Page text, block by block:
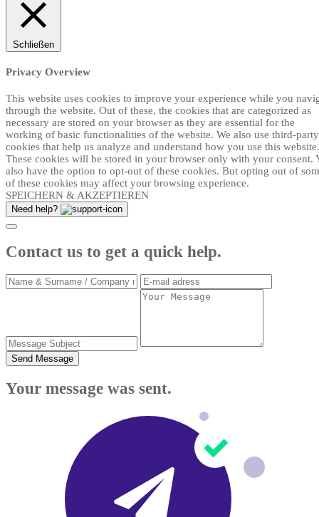
Schließen
Privacy Overview
This website uses cookies to improve your experience while you
through the website. Out of these, the cookies that are categorized as
necessary are stored on your browser as they are essential for the
working of basic functionalities of the website. We also use third-party
cookies that help us analyze and understand how you use this website.
These cookies will be stored in your browser only with your consent.
also have the option to opt-out of these cookies. But opting out of
of these cookies may affect your browsing experience.
SPEICHERN & AKZEPTIEREN
Need help?
Contact us to get a quick help.
Send Message
Your message was sent.